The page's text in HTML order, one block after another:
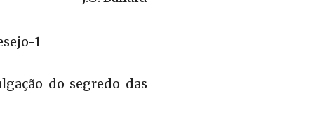
do segredo das